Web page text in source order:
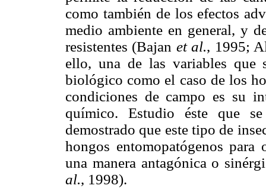
como también de los efectos
medio ambiente en general, y
resistentes (Bajan et al., 1995;
ello, una de las variables que
biológico como el caso de los
condiciones de campo es su
químico. Estudio éste que
demostrado que este tipo de
hongos entomopatógenos para
una manera antagónica o
al., 1998).